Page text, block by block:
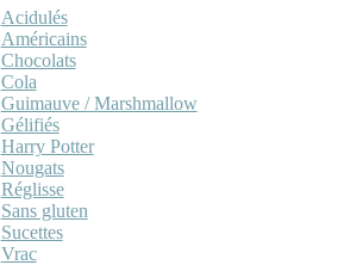
Acidulés
Américains
Chocolats
Cola
Guimauve / Marshmallow
Gélifiés
Harry Potter
Nougats
Réglisse
Sans gluten
Sucettes
Vrac